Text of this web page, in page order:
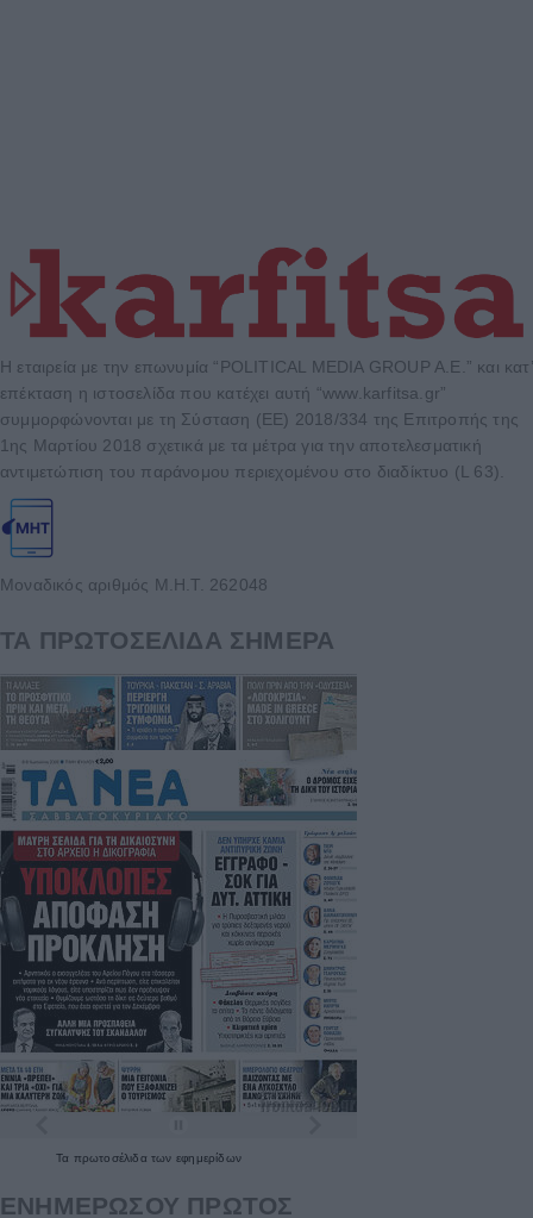
Η εταιρεία με την επωνυμία “POLITICAL MEDIA GROUP A.E.” και κατ’
επέκταση η ιστοσελίδα που κατέχει αυτή “www.karfitsa.gr”
συμμορφώνονται με τη Σύσταση (ΕΕ) 2018/334 της Επιτροπής της
1ης Μαρτίου 2018 σχετικά με τα μέτρα για την αποτελεσματική
αντιμετώπιση του παράνομου περιεχομένου στο διαδίκτυο (L 63).
Μοναδικός αριθμός Μ.Η.Τ. 262048
ΤΑ ΠΡΩΤΟΣΕΛΙΔΑ ΣΗΜΕΡΑ
Τα πρωτοσέλιδατων εφημερίδων
ΕΝΗΜΕΡΩΣΟΥ ΠΡΩΤΟΣ